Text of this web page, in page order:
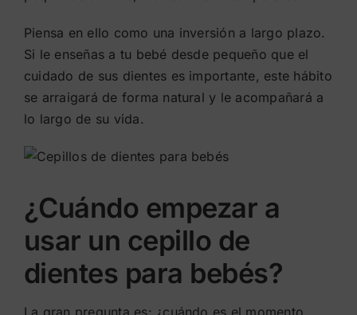
Piensa en ello como una inversión a largo plazo.
Si le enseñas a tu bebé desde pequeño que el
cuidado de sus dientes es importante, este hábito
se arraigará de forma natural y le acompañará a
lo largo de su vida.
¿Cuándo empezar a
usar un cepillo de
dientes para bebés?